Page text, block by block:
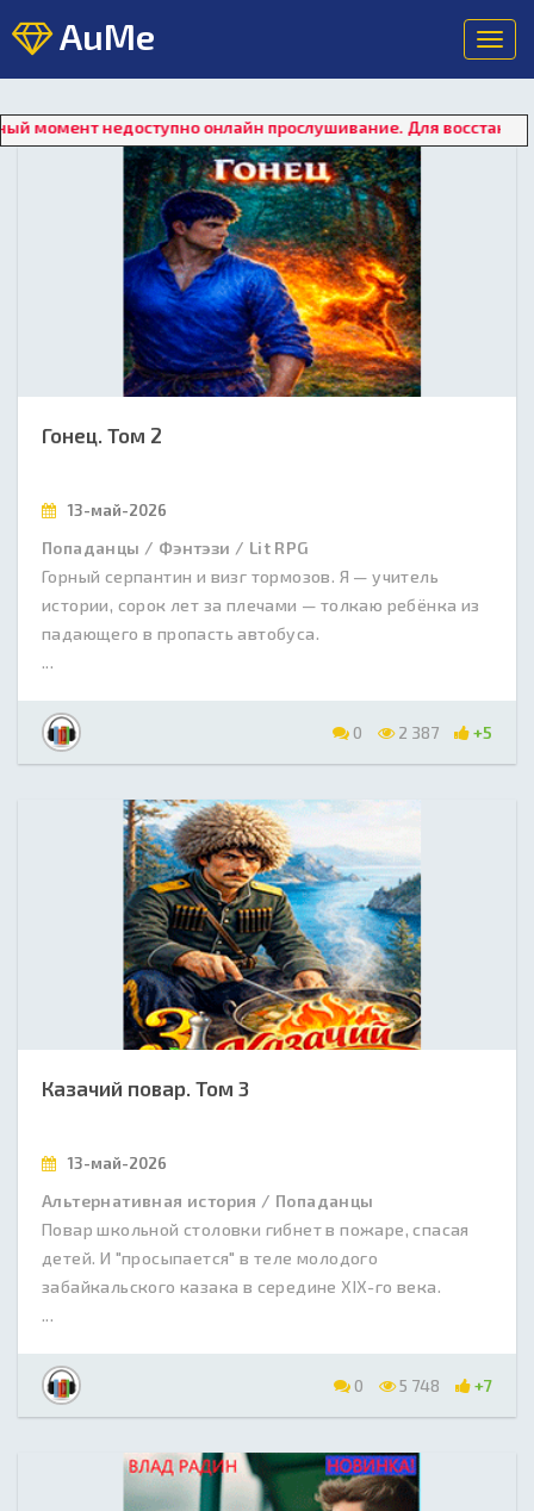
AuMe
недоступно онлайн прослушивание. Для восстановления
Гонец. Том 2
13-май-2026
Попаданцы / Фэнтэзи / Lit RPG
Горный серпантин и визг тормозов. Я — учитель
истории, сорок лет за плечами — толкаю ребёнка из
падающего в пропасть автобуса.
...
0 2 387 +5
Казачий повар. Том 3
13-май-2026
Альтернативная история / Попаданцы
Повар школьной столовки гибнет в пожаре, спасая
детей. И "просыпается" в теле молодого
забайкальского казака в середине XIX-го века.
...
0 5 748 +7